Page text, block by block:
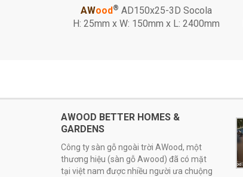
AWood® AD150x25-3D Socola
H: 25mm x W: 150mm x L: 2400mm
AWOOD BETTER HOMES &
GARDENS
Công ty sàn gỗ ngoài trời AWood, một
thương hiệu (sàn gỗ Awood) đã có mặt
tại việt nam được nhiều người ưa chuộng